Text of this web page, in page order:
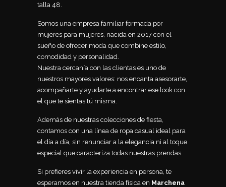
talla 48.
Somos una empresa familiar formada por
mujeres para mujeres, nacida en 2017 con el
sueño de ofrecer moda que combine estilo,
comodidad y personalidad.
Nuestra cercanía con las clientas es uno de
nuestros mayores valores: nos encanta asesorarte,
acompañarte y ayudarte a encontrar ese look con
el que te sientas tú misma.
Además de nuestras colecciones de fiesta,
contamos con una línea de ropa casual ideal para
el día a día, sin renunciar a la elegancia ni al toque
especial que caracteriza todas nuestras prendas.
Si prefieres vivir la experiencia en persona, te
esperamos en nuestra tienda física en Marchena